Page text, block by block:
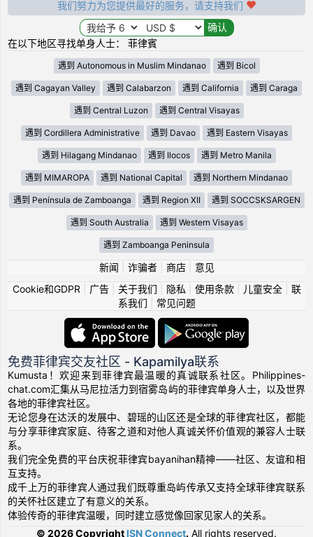
我们努力为您提供最好的服务，请支持我们
在以下地区寻找单身人士： 菲律賓
遇到 Autonomous in Muslim Mindanao 遇到 Bicol
遇到 Cagayan Valley 遇到 Calabarzon 遇到 California 遇到 Caraga
遇到 Central Luzon 遇到 Central Visayas
遇到 Cordillera Administrative 遇到 Davao 遇到 Eastern Visayas
遇到 Hilagang Mindanao 遇到 Ilocos 遇到 Metro Manila
遇到 MIMAROPA 遇到 National Capital 遇到 Northern Mindanao
遇到 Península de Zamboanga 遇到 Region XII 遇到 SOCCSKSARGEN
遇到 South Australia 遇到 Western Visayas
遇到 Zamboanga Peninsula
新闻 诈骗者| 商店| 意见
Cookie和GDPR
广告| 关于我们 隐私 使用条款| 儿童安全| 联
系我们
常见问题
免费菲律宾交友社区 - Kapamilya联系
Kumusta！欢迎来到菲律宾最温暖的真诚联系社区。Philippines-
chat.com汇集从马尼拉活力到宿雾岛屿的菲律宾单身人士，以及世界
各地的菲律宾社区。
无论您身在达沃的发展中、碧瑶的山区还是全球的菲律宾社区，都能
与分享菲律宾家庭、待客之道和对他人真诚关怀价值观的兼容人士联
系。
我们完全免费的平台庆祝菲律宾bayanihan精神——社区、友谊和相
互支持。
成千上万的菲律宾人通过我们既尊重岛屿传承又支持全球菲律宾联系
的关怀社区建立了有意义的关系。
体验传奇的菲律宾温暖，同时建立感觉像回家见家人的关系。
© 2026 Copyright ISN Connect. All rights reserved.